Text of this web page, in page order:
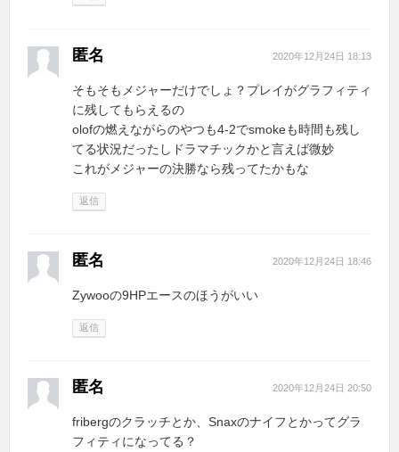
匿名 2020年12月24日 18:13
そもそもメジャーだけでしょ？プレイがグラフィティ
に残してもらえるの
olofの燃えながらのやつも4-2でsmokeも時間も残し
てる状況だったしドラマチックかと言えば微妙
これがメジャーの決勝なら残ってたかもな
返信
匿名 2020年12月24日 18:46
Zywooの9HPエースのほうがいい
返信
匿名 2020年12月24日 20:50
fribergのクラッチとか、Snaxのナイフとかってグラ
フィティになってる？